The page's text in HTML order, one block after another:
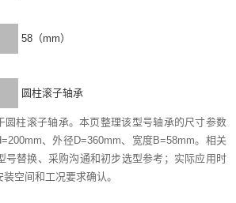
58（mm）
圆柱滚子轴承
圆柱滚子轴承。本页整理该型号轴承的尺寸参数
、外径D=360mm、宽度B=58mm。相关
号替换、采购沟通和初步选型参考；实际应用时
空间和工况要求确认。